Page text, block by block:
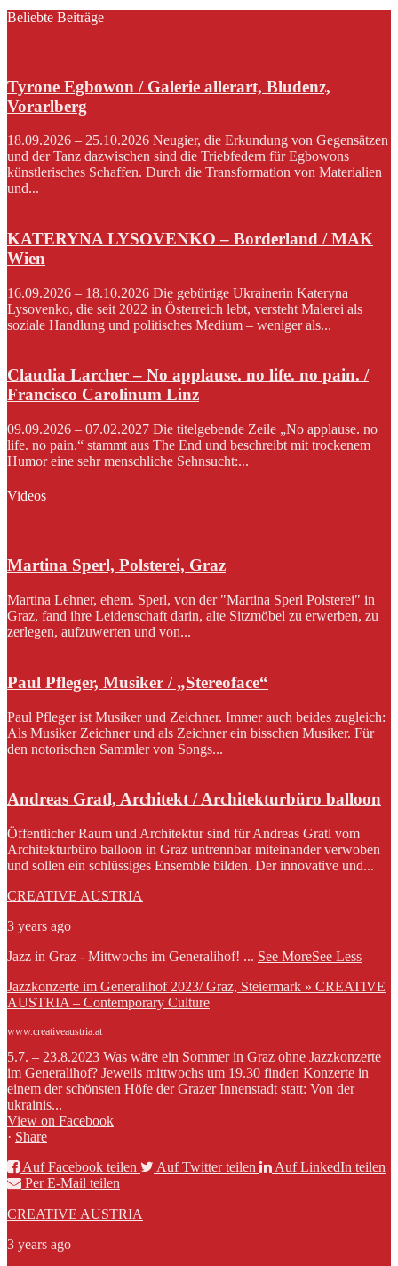
Beliebte Beiträge
Tyrone Egbowon / Galerie allerart, Bludenz,
Vorarlberg
18.09.2026 – 25.10.2026 Neugier, die Erkundung von Gegensätzen
und der Tanz dazwischen sind die Triebfedern für Egbowons
künstlerisches Schaffen. Durch die Transformation von Materialien
und...
KATERYNA LYSOVENKO – Borderland / MAK
Wien
16.09.2026 – 18.10.2026 Die gebürtige Ukrainerin Kateryna
Lysovenko, die seit 2022 in Österreich lebt, versteht Malerei als
soziale Handlung und politisches Medium – weniger als...
Claudia Larcher – No applause. no life. no pain. /
Francisco Carolinum Linz
09.09.2026 – 07.02.2027 Die titelgebende Zeile „No applause. no
life. no pain.“ stammt aus The End und beschreibt mit trockenem
Humor eine sehr menschliche Sehnsucht:...
Videos
Martina Sperl, Polsterei, Graz
Martina Lehner, ehem. Sperl, von der "Martina Sperl Polsterei" in
Graz, fand ihre Leidenschaft darin, alte Sitzmöbel zu erwerben, zu
zerlegen, aufzuwerten und von...
Paul Pfleger, Musiker / „Stereoface“
Paul Pfleger ist Musiker und Zeichner. Immer auch beides zugleich:
Als Musiker Zeichner und als Zeichner ein bisschen Musiker. Für
den notorischen Sammler von Songs...
Andreas Gratl, Architekt / Architekturbüro balloon
Öffentlicher Raum und Architektur sind für Andreas Gratl vom
Architekturbüro balloon in Graz untrennbar miteinander verwoben
und sollen ein schlüssiges Ensemble bilden. Der innovative und...
CREATIVE AUSTRIA
3 years ago
Jazz in Graz - Mittwochs im Generalihof! ... See MoreSee Less
Jazzkonzerte im Generalihof 2023/ Graz, Steiermark » CREATIVE
AUSTRIA – Contemporary Culture
www.creativeaustria.at
5.7. – 23.8.2023 Was wäre ein Sommer in Graz ohne Jazzkonzerte
im Generalihof? Jeweils mittwochs um 19.30 finden Konzerte in
einem der schönsten Höfe der Grazer Innenstadt statt: Von der
ukrainis...
View on Facebook
· Share
Auf Facebook teilen
Auf Twitter teilen
Auf LinkedIn teilen
Per E-Mail teilen
CREATIVE AUSTRIA
3 years ago